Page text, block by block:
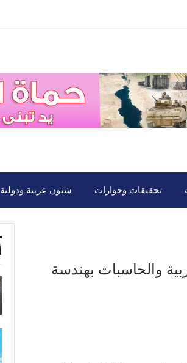
تحقيقات وحوارات شئون عربية ودولية
والحاسبات بهندسة